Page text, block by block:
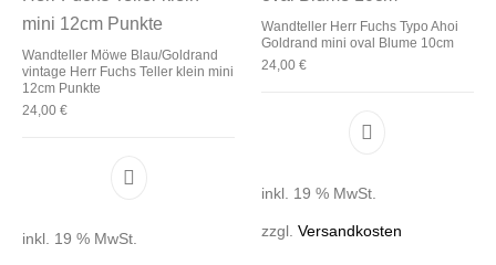
Wandteller Möwe Blau/Goldrand
vintage Herr Fuchs Teller klein mini
12cm Punkte
24,00€
inkl. 19 % MwSt.
Wandteller Herr Fuchs Typo Ahoi
Goldrand mini oval Blume 10cm
24,00 €
inkl. 19 % MwSt.
zzgl. Versandkosten